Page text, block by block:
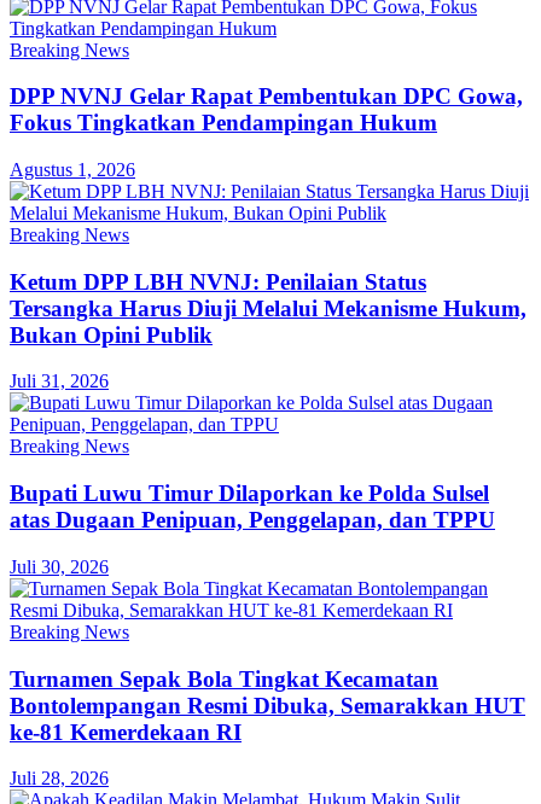
Breaking News
DPP NVNJ Gelar Rapat Pembentukan DPC Gowa,
Fokus Tingkatkan Pendampingan Hukum
Agustus 1, 2026
Breaking News
Ketum DPP LBH NVNJ: Penilaian Status
Tersangka Harus Diuji Melalui Mekanisme Hukum,
Bukan Opini Publik
Juli 31, 2026
Breaking News
Bupati Luwu Timur Dilaporkan ke Polda Sulsel
atas Dugaan Penipuan, Penggelapan, dan TPPU
Juli 30, 2026
Breaking News
Turnamen Sepak Bola Tingkat Kecamatan
Bontolempangan Resmi Dibuka, Semarakkan HUT
ke-81 Kemerdekaan RI
Juli 28, 2026